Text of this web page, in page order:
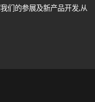
们的参展及新产品开发,从